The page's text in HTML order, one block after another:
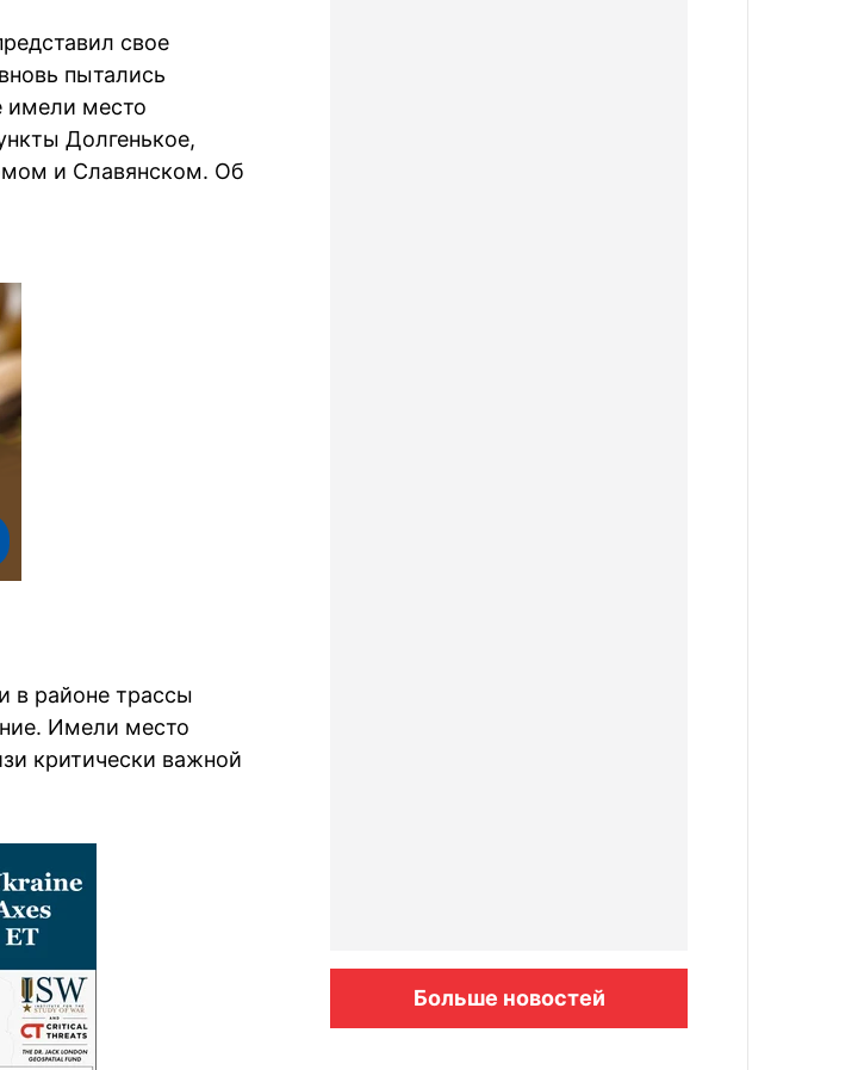
свое
пытались
имели место
Долгенькое,
и Славянском. Об
в районе трассы
Имели место
критически важной
Больше новостей